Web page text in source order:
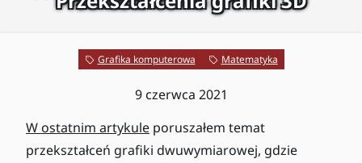
Grafika komputerowa Matematyka
9 czerwca 2021
W ostatnim artykule poruszałem temat
przekształceń grafiki dwuwymiarowej, gdzie